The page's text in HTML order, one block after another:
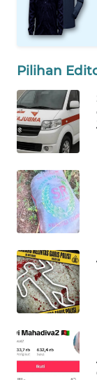
Pilihan
WAHANA
TRAVEL
TV
WAHANANEWS
ID
WAHANANEWS
CO ID
WAHANANEWS
NET
WAHANA
SPORT
WAHANA
UMKM